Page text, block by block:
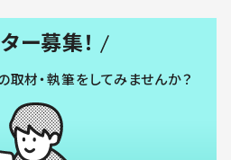
ー募集！
取材・執筆をしてみませんか？